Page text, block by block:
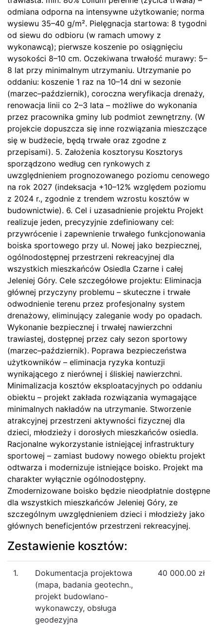
odmiana odporna na intensywne użytkowanie; norma
wysiewu 35–40 g/m². Pielęgnacja startowa: 8 tygodni
od siewu do odbioru (w ramach umowy z
wykonawcą); pierwsze koszenie po osiągnięciu
wysokości 8–10 cm. Oczekiwana trwałość murawy: 5–
8 lat przy minimalnym utrzymaniu. Utrzymanie po
oddaniu: koszenie 1 raz na 10–14 dni w sezonie
(marzec–październik), coroczna weryfikacja drenaży,
renowacja linii co 2–3 lata – możliwe do wykonania
przez pracownika gminy lub podmiot zewnętrzny. (W
projekcie dopuszcza się inne rozwiązania mieszczące
się w budżecie, będą trwałe oraz zgodne z
przepisami). 5. Założenia kosztorysu Kosztorys
sporządzono według cen rynkowych z
uwzględnieniem prognozowanego poziomu cenowego
na rok 2027 (indeksacja +10–12% względem poziomu
z 2024 r., zgodnie z trendem wzrostu kosztów w
budownictwie). 6. Cel i uzasadnienie projektu Projekt
realizuje jeden, precyzyjnie zdefiniowany cel:
przywrócenie i zapewnienie trwałego funkcjonowania
boiska sportowego przy ul. Nowej jako bezpiecznej,
ogólnodostępnej przestrzeni rekreacyjnej dla
wszystkich mieszkańców Osiedla Czarne i całej
Jeleniej Góry. Cele szczegółowe projektu: Eliminacja
głównej przyczyny problemu – skuteczne i trwałe
odwodnienie terenu przez profesjonalny system
drenażowy, eliminujący zaleganie wody po opadach.
Wykonanie bezpiecznej i trwałej nawierzchni
trawiastej, dostępnej przez cały sezon sportowy
(marzec–październik). Poprawa bezpieczeństwa
użytkowników – eliminacja ryzyka kontuzji
wynikającego z nierównej i śliskiej nawierzchni.
Minimalizacja kosztów eksploatacyjnych po oddaniu
obiektu – projekt zakłada rozwiązania wymagające
minimalnych nakładów na utrzymanie. Stworzenie
atrakcyjnej przestrzeni aktywności fizycznej dla
dzieci, młodzieży i dorosłych mieszkańców osiedla.
Racjonalne wykorzystanie istniejącej infrastruktury
sportowej – zamiast budowy nowego obiektu projekt
odtwarza i modernizuje istniejące boisko. Projekt ma
charakter wyłącznie ogólnodostępny.
Zmodernizowane boisko będzie nieodpłatnie dostępne
dla wszystkich mieszkańców Jeleniej Góry, ze
szczególnym uwzględnieniem dzieci i młodzieży jako
głównych beneficjentów przestrzeni rekreacyjnej.
Zestawienie kosztów:
1.
Dokumentacja projektowa
(mapa, badania geotechn.,
projekt budowlano-
wykonawczy, obsługa
geodezyjna
40 000.00 zł